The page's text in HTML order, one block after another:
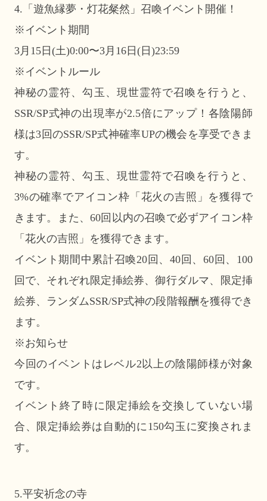
4.「遊魚縁夢・灯花粲然」召喚イベント開催！
※イベント期間
3月15日(土)0:00〜3月16日(日)23:59
※イベントルール
神秘の霊符、勾玉、現世霊符で召喚を行うと、
SSR/SP式神の出現率が2.5倍にアップ！各陰陽師
様は3回のSSR/SP式神確率UPの機会を享受できま
す。
神秘の霊符、勾玉、現世霊符で召喚を行うと、
3%の確率でアイコン枠「花火の吉照」を獲得で
きます。また、60回以内の召喚で必ずアイコン枠
「花火の吉照」を獲得できます。
イベント期間中累計召喚20回、40回、60回、100
回で、それぞれ限定挿絵券、御行ダルマ、限定挿
絵券、ランダムSSR/SP式神の段階報酬を獲得でき
ます。
※お知らせ
今回のイベントはレベル2以上の陰陽師様が対象
です。
イベント終了時に限定挿絵を交換していない場
合、限定挿絵券は自動的に150勾玉に変換されま
す。
5.平安祈念の寺